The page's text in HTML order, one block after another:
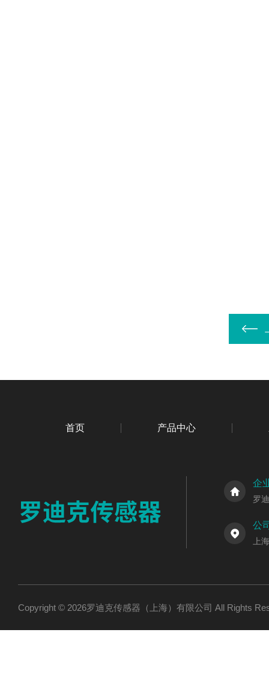
首页 产品中心
企
罗
公
上
Copyright © 2026罗迪克传感器（上海）有限公司 All Rights